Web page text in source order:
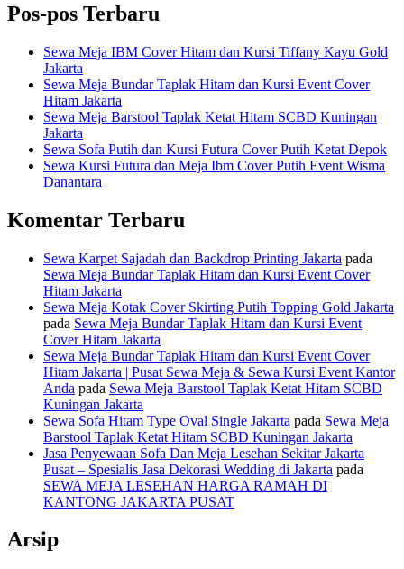
Pos-pos Terbaru
Sewa Meja IBM Cover Hitam dan Kursi Tiffany Kayu Gold
Jakarta
Sewa Meja Bundar Taplak Hitam dan Kursi Event Cover
Hitam Jakarta
Sewa Meja Barstool Taplak Ketat Hitam SCBD Kuningan
Jakarta
Sewa Sofa Putih dan Kursi Futura Cover Putih Ketat Depok
Sewa Kursi Futura dan Meja Ibm Cover Putih Event Wisma
Danantara
Komentar Terbaru
Sewa Karpet Sajadah dan Backdrop Printing Jakarta pada
Sewa Meja Bundar Taplak Hitam dan Kursi Event Cover
Hitam Jakarta
Sewa Meja Kotak Cover Skirting Putih Topping Gold Jakarta
pada Sewa Meja Bundar Taplak Hitam dan Kursi Event
Cover Hitam Jakarta
Sewa Meja Bundar Taplak Hitam dan Kursi Event Cover
Hitam Jakarta | Pusat Sewa Meja & Sewa Kursi Event Kantor
Anda pada Sewa Meja Barstool Taplak Ketat Hitam SCBD
Kuningan Jakarta
Sewa Sofa Hitam Type Oval Single Jakarta pada Sewa Meja
Barstool Taplak Ketat Hitam SCBD Kuningan Jakarta
Jasa Penyewaan Sofa Dan Meja Lesehan Sekitar Jakarta
Pusat – Spesialis Jasa Dekorasi Wedding di Jakarta pada
SEWA MEJA LESEHAN HARGA RAMAH DI
KANTONG JAKARTA PUSAT
Arsip